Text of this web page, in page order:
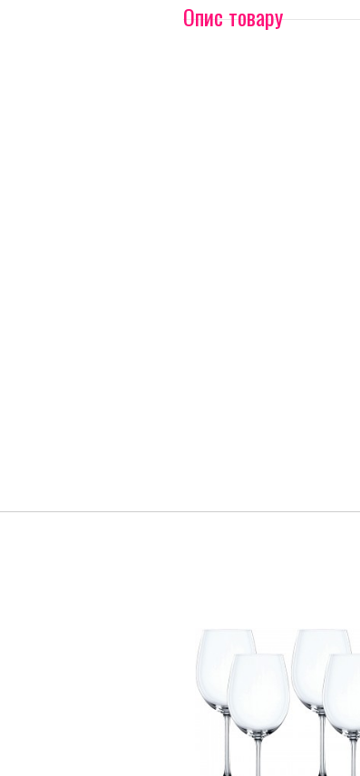
Опис товару